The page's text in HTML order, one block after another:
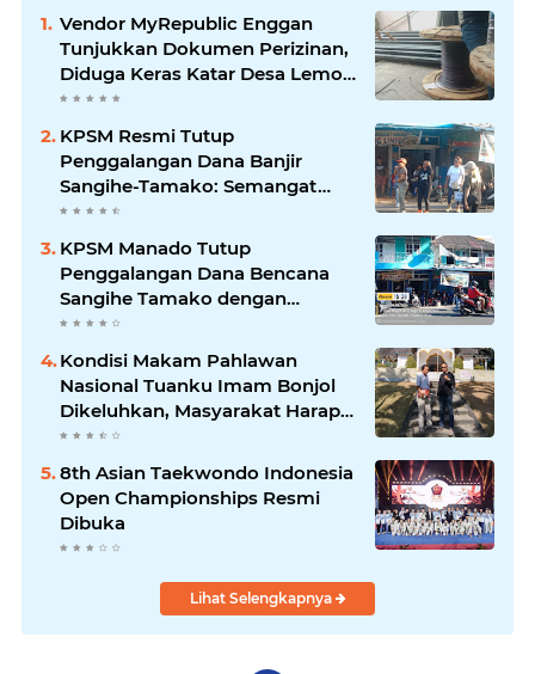
Vendor MyRepublic Enggan
Tunjukkan Dokumen Perizinan,
Diduga Keras Katar Desa Lemo
Disebut Handle Kordinasi
KPSM Resmi Tutup
Penggalangan Dana Banjir
Sangihe-Tamako: Semangat
Kebersamaan & Solidaritas
Tetap Terjaga
KPSM Manado Tutup
Penggalangan Dana Bencana
Sangihe Tamako dengan
Semangat Tinggi, Dihadiri
Banyak Seniman Ibu Kota
Kondisi Makam Pahlawan
Nasional Tuanku Imam Bonjol
Dikeluhkan, Masyarakat Harap
Pemerintah Segera Lakukan
Pembenahan
8th Asian Taekwondo Indonesia
Open Championships Resmi
Dibuka
Lihat Selengkapnya